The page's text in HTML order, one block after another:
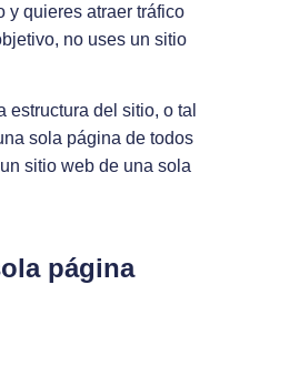
y quieres atraer tráfico
no uses un sitio
del sitio, o tal
sola página de todos
sitio web de una sola
página